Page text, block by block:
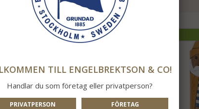
DENNA PRODUKT
TILL ENGELBREKTSON & CO!
Handlar du som företag eller privatperson?
PRIVATPERSON FÖRETAG